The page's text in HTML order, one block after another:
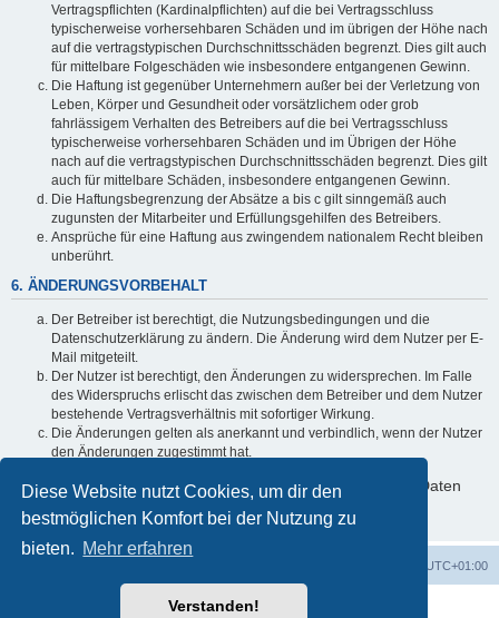
Diese Website nutzt Cookies, um dir den
bestmöglichen Komfort bei der Nutzung zu
bieten. Mehr erfahren
Verstanden!
Vertragspflichten (Kardinalpflichten) auf die bei Vertragsschluss
typischerweise vorhersehbaren Schäden und im übrigen der Höhe nach
auf die vertragstypischen Durchschnittsschäden begrenzt. Dies gilt auch
für mittelbare Folgeschäden wie insbesondere entgangenen Gewinn.
Die Haftung ist gegenüber Unternehmern außer bei der Verletzung von
Leben, Körper und Gesundheit oder vorsätzlichem oder grob
fahrlässigem Verhalten des Betreibers auf die bei Vertragsschluss
typischerweise vorhersehbaren Schäden und im Übrigen der Höhe
nach auf die vertragstypischen Durchschnittsschäden begrenzt. Dies gilt
auch für mittelbare Schäden, insbesondere entgangenen Gewinn.
Die Haftungsbegrenzung der Absätze a bis c gilt sinngemäß auch
zugunsten der Mitarbeiter und Erfüllungsgehilfen des Betreibers.
Ansprüche für eine Haftung aus zwingendem nationalem Recht bleiben
unberührt.
6. ÄNDERUNGSVORBEHALT
Der Betreiber ist berechtigt, die Nutzungsbedingungen und die
Datenschutzerklärung zu ändern. Die Änderung wird dem Nutzer per E-
Mail mitgeteilt.
Der Nutzer ist berechtigt, den Änderungen zu widersprechen. Im Falle
des Widerspruchs erlischt das zwischen dem Betreiber und dem Nutzer
bestehende Vertragsverhältnis mit sofortiger Wirkung.
Die Änderungen gelten als anerkannt und verbindlich, wenn der Nutzer
den Änderungen zugestimmt hat.
Informationen über den Umgang mit deinen persönlichen Daten
sind in der Datenschutzerklärung enthalten.
UTC+01:00
Powered byphpBB® Forum Software © phpBB Limited